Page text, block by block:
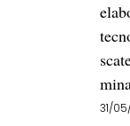
31/